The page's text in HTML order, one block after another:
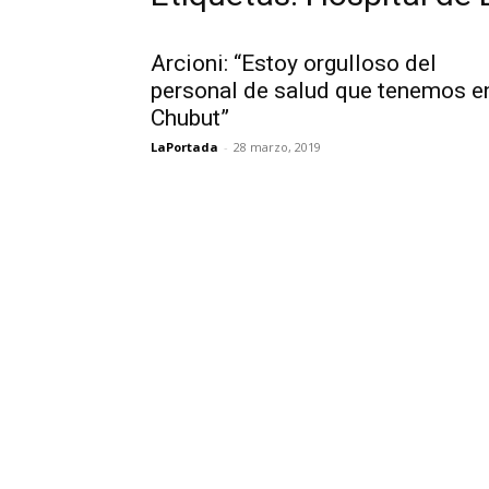
Arcioni: “Estoy orgulloso del
personal de salud que tenemos
Chubut”
LaPortada - 28 marzo, 2019